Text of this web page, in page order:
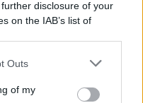
disclosure of your
on the IAB’s list of
by us to third parties
Outs
of my